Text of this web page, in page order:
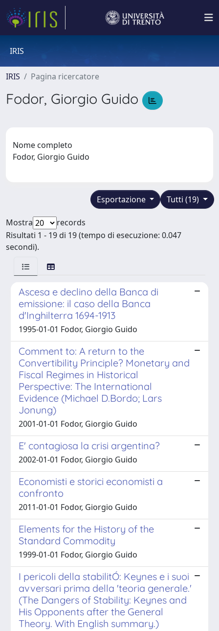
IRIS
IRIS Pagina ricercatore
Fodor, Giorgio Guido
Nome completo
Fodor, Giorgio Guido
Tutti (19)
Esportazione
Mostra
records
Risultati 1 - 19 di 19 (tempo di esecuzione: 0.047
secondi).
Ascesa e declino della Banca di
emissione: il caso della Banca
d'Inghilterra 1694-1913
1995-01-01 Fodor, Giorgio Guido
Comment to: A return to the
Convertibility Principle? Monetary and
Fiscal Regimes in Historical
Perspective: The International
Evidence (Michael D.Bordo; Lars
Jonung)
2001-01-01 Fodor, Giorgio Guido
E' contagiosa la crisi argentina?
2002-01-01 Fodor, Giorgio Guido
Economisti e storici economisti a
confronto
2011-01-01 Fodor, Giorgio Guido
Elements for the History of the
Standard Commodity
1999-01-01 Fodor, Giorgio Guido
I pericoli della stabilitÓ: Keynes e i suoi
avversari prima della 'teoria generale.'
(The Dangers of Stability: Keynes and
His Opponents after the General
Theory. With English summary.)